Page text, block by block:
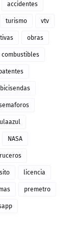
accidentes
turismo vtv
obras
combustibles
bicisendas
NASA
licencia
premetro